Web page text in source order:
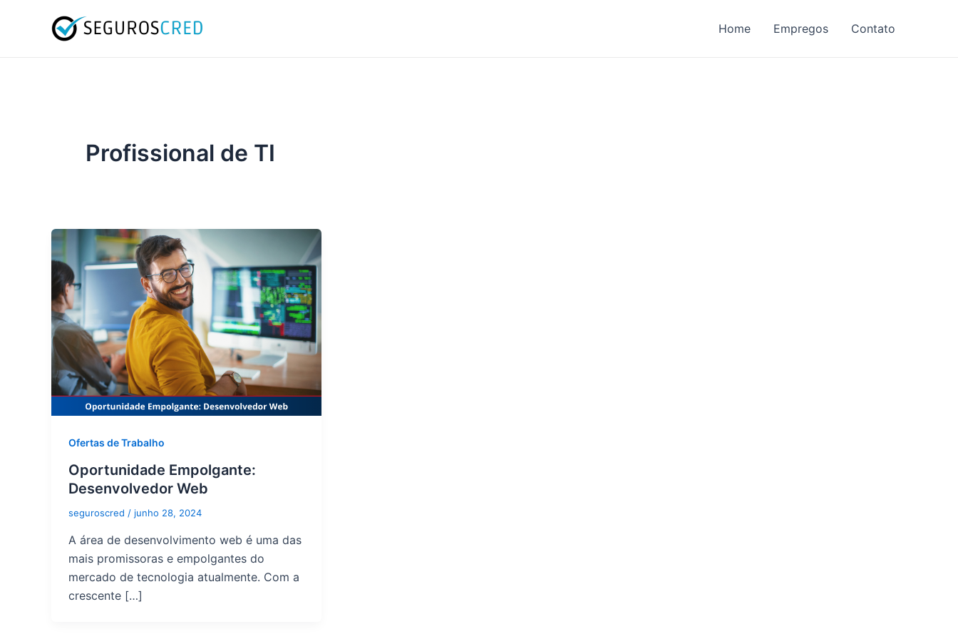
Home Empregos Contato
Profissional de TI
Ofertas de Trabalho
Oportunidade Empolgante:
Desenvolvedor Web
seguroscred / junho 28, 2024
A área de desenvolvimento web é uma das
mais promissoras e empolgantes do
mercado de tecnologia atualmente. Com a
crescente […]